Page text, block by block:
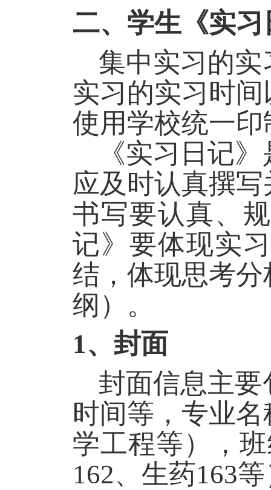
二、学生《实
集中实习的
实习的实习时
使用学校统一
《实习日记
应及时认真撰
书写要认真、
记》要体现实
结，体现思考
纲）。
1、封面
封面信息主
时间等，专业
学工程等），
162、生药163